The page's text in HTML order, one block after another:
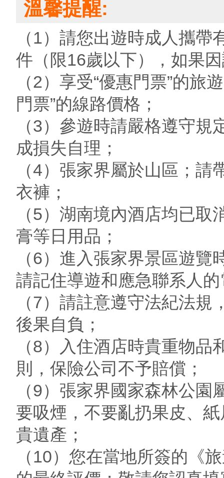
溫馨提醒:
（1）請您出遊時成人攜
件（限16歲以下），如果
（2）享受“優惠門票”的旅
門票”的線路價格；
（3）參遊時請嚴格遵守
成損失自理；
（4）張家界屬於山區；
衣褲；
（5）湖南境內酒店均已
膏等日用品；
（6）進入張家界景區遊
請記住導遊和應急聯系人
（7）請註意遵守法紀法
後果自負；
（8）入住酒店時貴重物
則，保險公司不予賠償；
（9）張家界國家森林公
要吸煙，不要亂扔果皮、
貴遺產；
（10）您在當地所簽的《